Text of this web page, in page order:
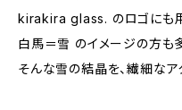
kirakira glass. のロゴにも
白馬＝雪 のイメージの方も
そんな雪の結晶を、繊細なア